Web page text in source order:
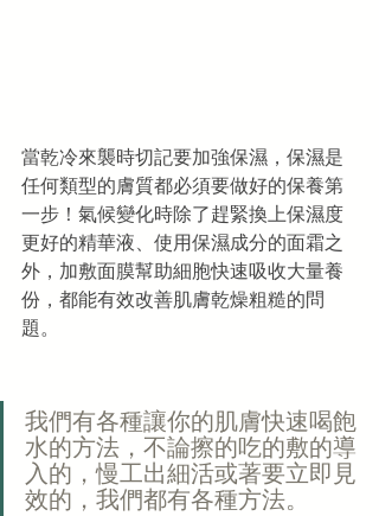
當乾冷來襲時切記要加強保濕，保濕是
任何類型的膚質都必須要做好的保養第
一步！氣候變化時除了趕緊換上保濕度
更好的精華液、使用保濕成分的面霜之
外，加敷面膜幫助細胞快速吸收大量養
份，都能有效改善肌膚乾燥粗糙的問
題。
我們有各種讓你的肌膚快速喝飽
水的方法，不論擦的吃的敷的導
入的，慢工出細活或著要立即見
效的，我們都有各種方法。